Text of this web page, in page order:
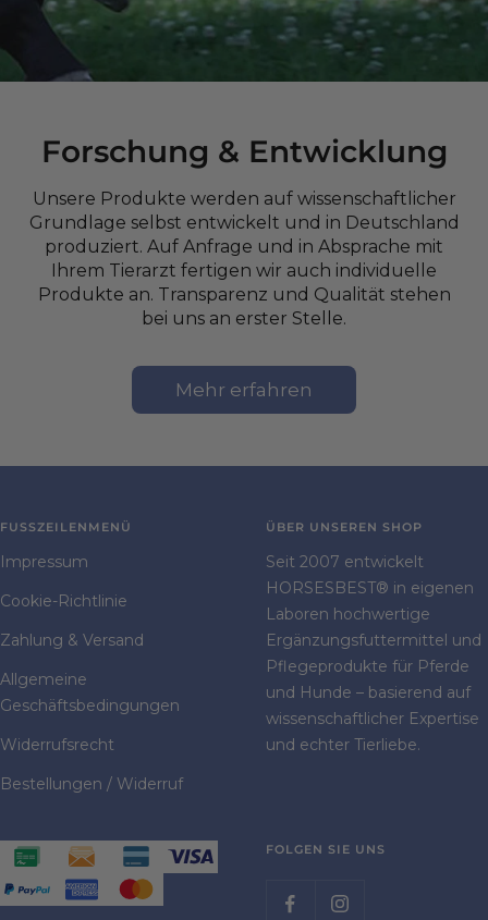
Forschung & Entwicklung
Unsere Produkte werden auf wissenschaftlicher
Grundlage selbst entwickelt und in Deutschland
produziert. Auf Anfrage und in Absprache mit
Ihrem Tierarzt fertigen wir auch individuelle
Produkte an. Transparenz und Qualität stehen
bei uns an erster Stelle.
Mehr erfahren
FUSSZEILENMENÜ
Impressum
Cookie-Richtlinie
Zahlung & Versand
Allgemeine
Geschäftsbedingungen
Widerrufsrecht
Bestellungen / Widerruf
ÜBER UNSEREN SHOP
Seit 2007 entwickelt
HORSESBEST® in eigenen
Laboren hochwertige
Ergänzungsfuttermittel und
Pflegeprodukte für Pferde
und Hunde – basierend auf
wissenschaftlicher Expertise
und echter Tierliebe.
FOLGEN SIE UNS